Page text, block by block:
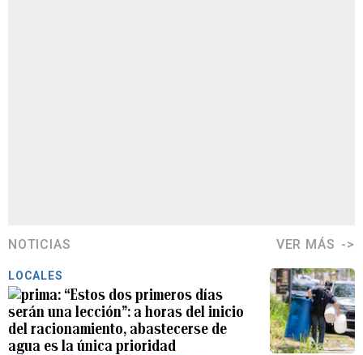
NOTICIAS VER MÁS
LOCALES
“Estos dos primeros días
serán una lección”: a horas del inicio
del racionamiento, abastecerse de
agua es la única prioridad